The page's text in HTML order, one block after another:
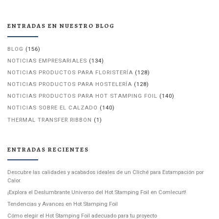
ENTRADAS EN NUESTRO BLOG
BLOG (156)
NOTICIAS EMPRESARIALES (134)
NOTICIAS PRODUCTOS PARA FLORISTERÍA (128)
NOTICIAS PRODUCTOS PARA HOSTELERÍA (128)
NOTICIAS PRODUCTOS PARA HOT STAMPING FOIL (140)
NOTICIAS SOBRE EL CALZADO (140)
THERMAL TRANSFER RIBBON (1)
ENTRADAS RECIENTES
Descubre las calidades y acabados ideales de un Cliché para Estampación por
Calor.
¡Explora el Deslumbrante Universo del Hot Stamping Foil en Comlecurt!
Tendencias y Avances en Hot Stamping Foil
Cómo elegir el Hot Stamping Foil adecuado para tu proyecto